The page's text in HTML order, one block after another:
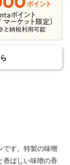
です。特製の味噌
香ばしい味噌の香